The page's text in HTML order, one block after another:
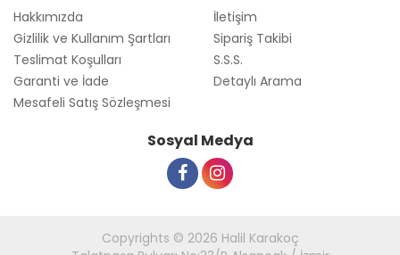
Hakkımızda
Gizlilik ve Kullanım Şartları
Teslimat Koşulları
Garanti ve İade
Mesafeli Satış Sözleşmesi
İletişim
Sipariş Takibi
S.S.S.
Detaylı Arama
Sosyal Medya
Copyrights © 2026 Halil Karakoç